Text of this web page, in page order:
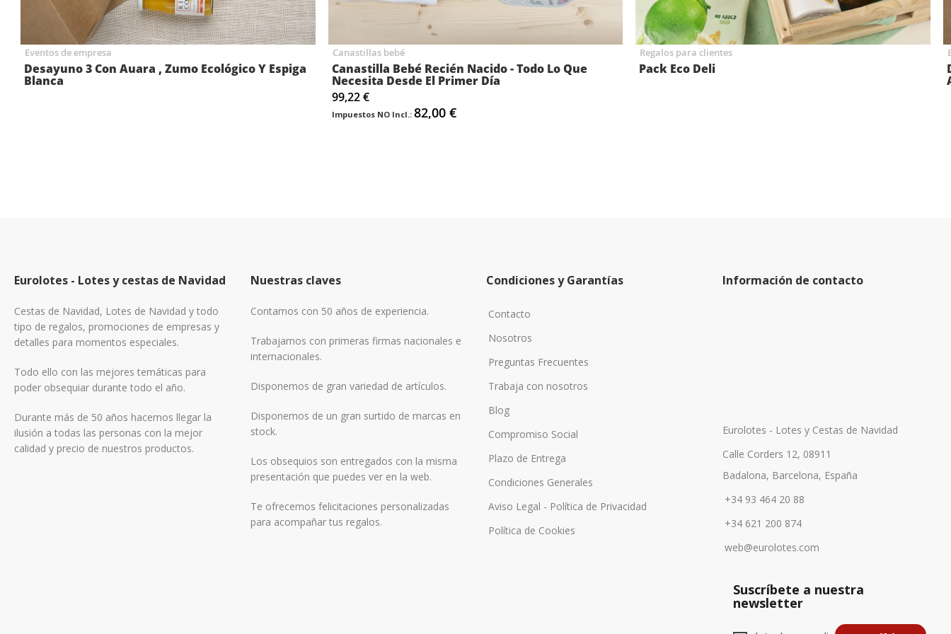
Eventos de empresa
Desayuno 3 Con Auara , Zumo Ecológico Y Espiga
Blanca
Canastillas bebé
Canastilla Bebé Recién Nacido - Todo Lo Que
Necesita Desde El Primer Día
99,22 €
82,00 €
Regalos para clientes
Pack Eco Deli
Eurolotes - Lotes y cestas de Navidad
Cestas de Navidad, Lotes de Navidad y todo
tipo de regalos, promociones de empresas y
detalles para momentos especiales.
Todo ello con las mejores temáticas para
poder obsequiar durante todo el año.
Durante más de 50 años hacemos llegar la
ilusión a todas las personas con la mejor
calidad y precio de nuestros productos.
Nuestras claves
Contamos con 50 años de experiencia.
Trabajamos con primeras firmas nacionales e
internacionales.
Disponemos de gran variedad de artículos.
Disponemos de un gran surtido de marcas en
stock.
Los obsequios son entregados con la misma
presentación que puedes ver en la web.
Te ofrecemos felicitaciones personalizadas
para acompañar tus regalos.
Condiciones y Garantías
Contacto
Nosotros
Preguntas Frecuentes
Trabaja con nosotros
Blog
Compromiso Social
Plazo de Entrega
Condiciones Generales
Aviso Legal - Política de Privacidad
Política de Cookies
Información de contacto
Eurolotes - Lotes y Cestas de Navidad
Calle Corders 12, 08911
Badalona, Barcelona, España
+34 93 464 20 88
+34 621 200 874
web@eurolotes.com
Suscríbete a nuestra
newsletter